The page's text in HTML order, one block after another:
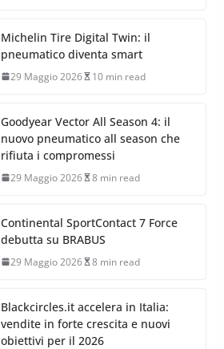
Michelin Tire Digital Twin: il
pneumatico diventa smart
29 Maggio 2026 10 min read
Goodyear Vector All Season 4: il
nuovo pneumatico all season che
rifiuta i compromessi
29 Maggio 2026 8 min read
Continental SportContact 7 Force
debutta su BRABUS
29 Maggio 2026 8 min read
Blackcircles.it accelera in Italia:
vendite in forte crescita e nuovi
obiettivi per il 2026